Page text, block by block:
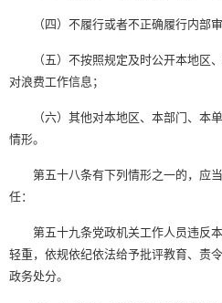
（四）不履行或者不正确履行内部审
（五）不按照规定及时公开本地区、
对浪费工作信息；
（六）其他对本地区、本部门、本单
情形。
第五十八条有下列情形之一的，应当
任：
第五十九条党政机关工作人员违反本
轻重，依规依纪依法给予批评教育、责
政务处分。